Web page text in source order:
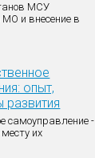
МСУ
и внесение в
опыт,
развития
самоуправление -
их